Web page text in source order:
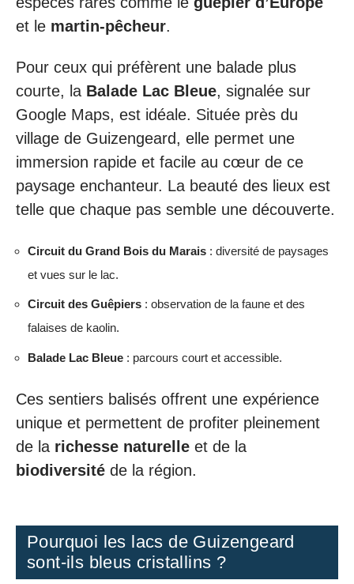
et le martin-pêcheur.
Pour ceux qui préfèrent une balade plus
courte, la Balade Lac Bleue, signalée sur
Google Maps, est idéale. Située près du
village de Guizengeard, elle permet une
immersion rapide et facile au cœur de ce
paysage enchanteur. La beauté des lieux est
telle que chaque pas semble une découverte.
Circuit du Grand Bois du Marais : diversité de paysages
et vues sur le lac.
Circuit des Guêpiers : observation de la faune et des
falaises de kaolin.
Balade Lac Bleue : parcours court et accessible.
Ces sentiers balisés offrent une expérience
unique et permettent de profiter pleinement
de la richesse naturelle et de la
biodiversité de la région.
Pourquoi les lacs de Guizengeard
sont-ils bleus cristallins ?